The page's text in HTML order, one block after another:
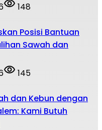
148
Posisi Bantuan
Sawah dan
145
dan Kebun dengan
Kami Butuh